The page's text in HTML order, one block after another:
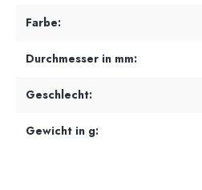
Farbe:
Durchmesser in mm:
Geschlecht:
Gewicht in g: